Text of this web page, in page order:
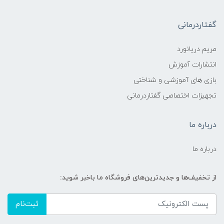
گفتاردرمانی
مریم دریانورد
انتشارات آموزش
بازی های آموزشی و شناختی
تجهیزات اختصاصی گفتاردرمانی
درباره ما
درباره ما
از تخفیف‌ها و جدیدترین‌های فروشگاه ما باخبر شوید:
ثبت‌نام